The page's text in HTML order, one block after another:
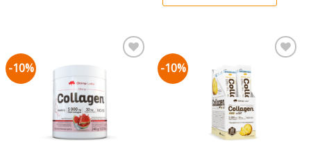
-10%
Pievienot vēlmju
-10%
Pievienot vēlmju
sarakstam